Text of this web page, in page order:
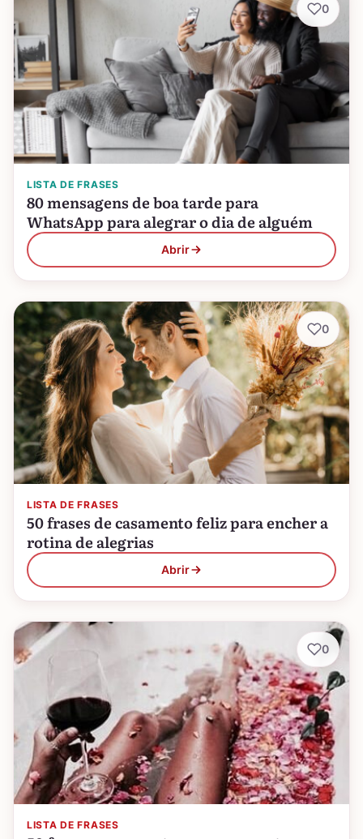
LISTA DE FRASES
80 mensagens de boa tarde para
WhatsApp para alegrar o dia de alguém
Abrir
0
LISTA DE FRASES
50 frases de casamento feliz para encher a
rotina de alegrias
Abrir
0
LISTA DE FRASES
0